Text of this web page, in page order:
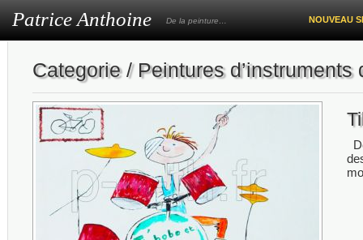
Patrice Anthoine De la peinture… NOUVEAU
Categorie / Peintures d’instruments